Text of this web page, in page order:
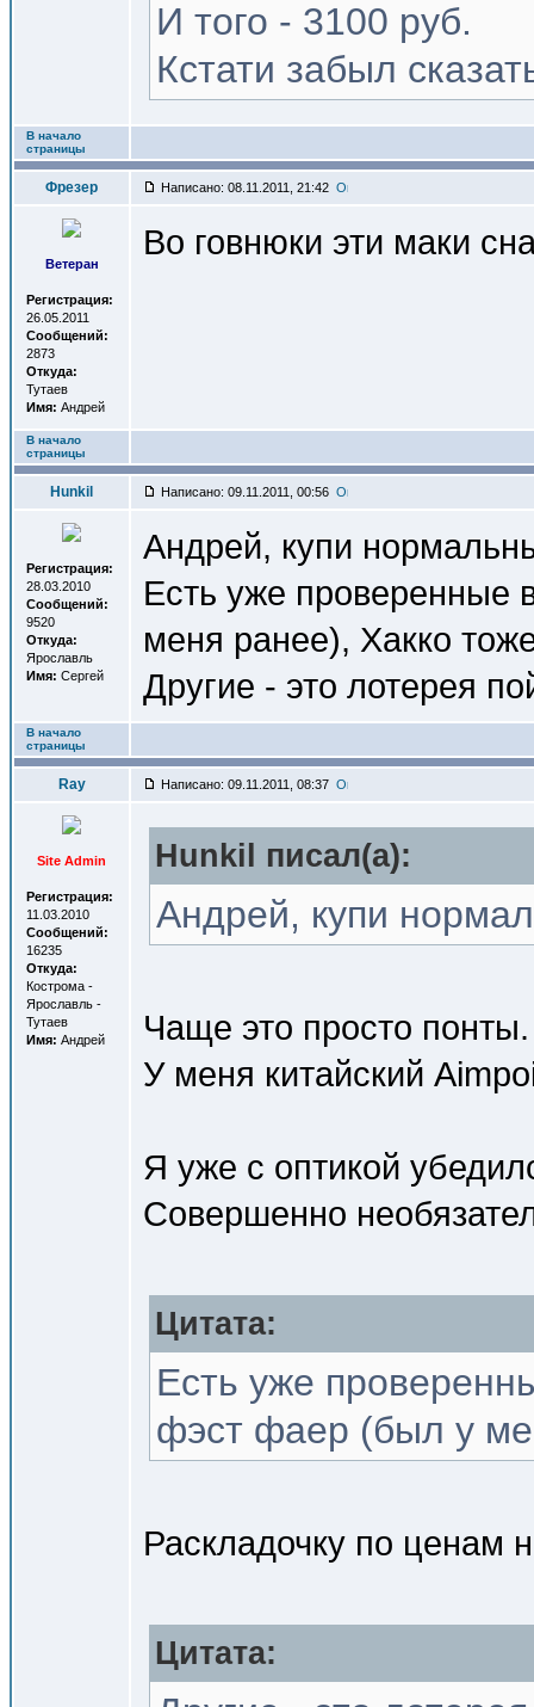
И того - 3100 руб.
Кстати забыл
В начало
страницы
Фрезер Написано: 08.11.2011, 21:42
Ветеран
Регистрация:
26.05.2011
Сообщений:
2873
Откуда:
Тутаев
Имя: Андрей
Во говнюки эти маки
В начало
страницы
Hunkil Написано: 09.11.2011, 00:56
Регистрация:
28.03.2010
Сообщений:
9520
Откуда:
Ярославль
Имя: Сергей
Андрей, купи
Есть уже проверенные
меня ранее), Хакко
Другие - это лотерея
В начало
страницы
Ray Написано: 09.11.2011, 08:37
Site Admin
Регистрация:
11.03.2010
Сообщений:
16235
Откуда:
Кострома -
Ярославль -
Тутаев
Имя: Андрей
Hunkil писал(a):
Андрей, купи
Чаще это просто
У меня китайский
Я уже с оптикой
Совершенно
Цитата:
Есть уже
фэст фаер (был у
Раскладочку по ценам
Цитата: